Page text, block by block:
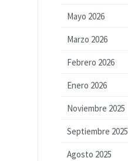
Mayo 2026
Marzo 2026
Febrero 2026
Enero 2026
Noviembre 2025
Septiembre 2025
Agosto 2025